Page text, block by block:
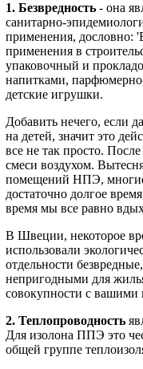
1. Безвредность - она
санитарно-
применения, дословно:
применения в
упаковочный и
напитками,
детские игрушки.
Добавить нечего, если
на детей, значит это
все не так просто.
смеси воздухом.
помещений НПЭ, многие
достаточно долгое
время мы все равно
В Швеции, некоторое
использовали
отдельности
непригодными для
совокупности с вашими
2. Теплопроводность
Для изолона ППЭ это
общей группе